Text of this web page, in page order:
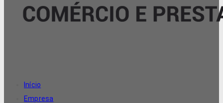
Início
Empresa